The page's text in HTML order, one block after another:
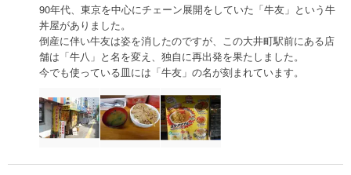
90年代、東京を中心にチェーン展開をしていた「牛友」という牛
丼屋がありました。
倒産に伴い牛友は姿を消したのですが、この大井町駅前にある店
舗は「牛八」と名を変え、独自に再出発を果たしました。
今でも使っている皿には「牛友」の名が刻まれています。